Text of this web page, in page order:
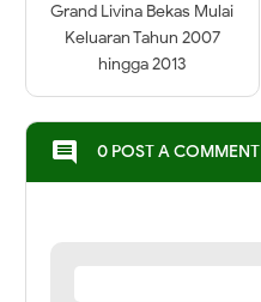
Grand Livina Bekas Mulai
Keluaran Tahun 2007
hingga 2013
comment 0 POST A COMMENT